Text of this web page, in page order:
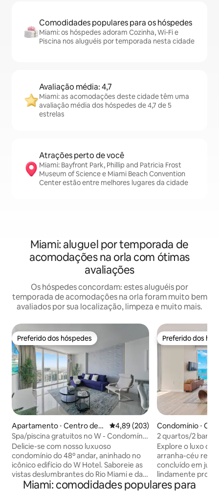
Comodidades populares para os hóspedes
Miami: os hóspedes adoram Cozinha, Wi-Fi e
Piscina nos aluguéis por temporada nesta cidade
Avaliação média: 4,7
Miami: as acomodações deste cidade têm uma
avaliação média dos hóspedes de 4,7 de 5
estrelas
Atrações perto de você
Miami: Bayfront Park, Phillip and Patricia Frost
Museum of Science e Miami Beach Convention
Center estão entre melhores lugares da cidade
Miami: aluguel por temporada de
acomodações na orla com ótimas
avaliações
Os hóspedes concordam: estes aluguéis por
temporada de acomodações na orla foram muito bem
avaliados por sua localização, limpeza e muito mais.
Preferido dos hóspedes
Preferido dos hóspedes
Apartamento ⋅ Centro de
Miami
4,89 de uma avaliação média de
4,89 (203)
Spa/piscina gratuitos no W - Condomínio
no 48º andar
Delicie-se com nosso luxuoso
condomínio do 48º andar, aninhado no
icônico edifício do W Hotel. Saboreie as
vistas deslumbrantes do Rio Miami e da
cidade cativantes ao pôr do sol, durante
Preferido dos
Preferido dos
Condomínio ⋅
ami
2 quartos/2
vista para a água
gratuito • Piscina
Explore o luxo
arranha-céu
concluído em
lindamente
acabamentos de
Miami: comodidades populares para